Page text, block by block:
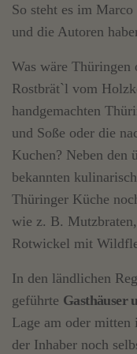
So steht es im
und die Autoren
Was wäre Thüringen
Rostbrät`l vom
handgemachten
und Soße oder die
Kuchen? Neben den
bekannten
Thüringer Küche
wie z. B.
Rotwickel mit
In den ländlichen
geführte Gasthäuser
Lage am oder
der Inhaber noch